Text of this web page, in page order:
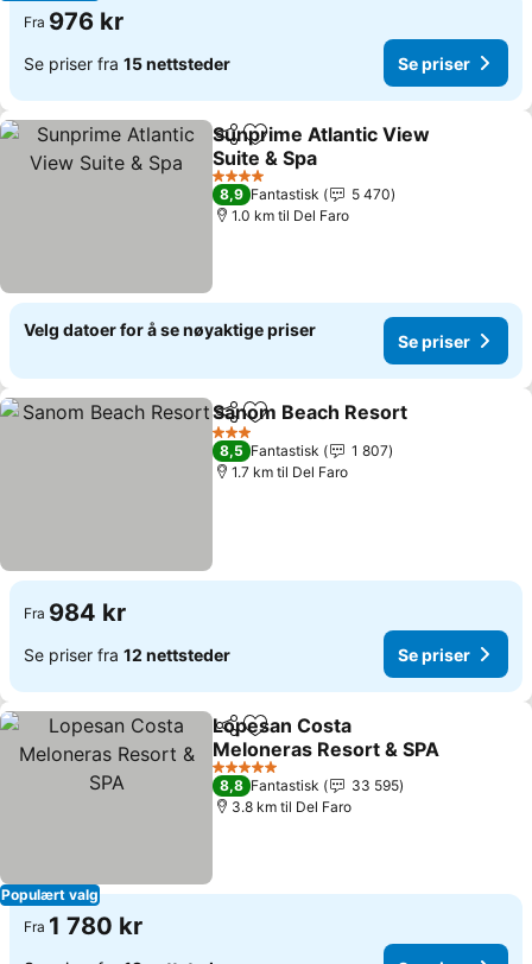
Fra 976 kr
Se priser fra 15 nettsteder Se priser
Del Legg til i favoritter
Sunprime Atlantic View
Suite & Spa
4 Stjerner
8,9 Fantastisk
5 470
1.0 km til Del Faro
Velg datoer for å se nøyaktige priser
Se priser
Del Legg til i favoritter
Sanom Beach Resort
3 Stjerner
8,5 Fantastisk
1 807
1.7 km til Del Faro
Fra 984 kr
Se priser fra 12 nettsteder Se priser
Populært valg
Del Legg til i favoritter
Lopesan Costa
Meloneras Resort & SPA
5 Stjerner
8,8 Fantastisk
33 595
3.8 km til Del Faro
Fra 1 780 kr